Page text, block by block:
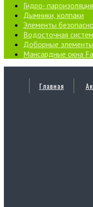
Гидро-
Дымники, колпаки
Элементы
Водосточная
Доборные
Мансардные окна
Главная